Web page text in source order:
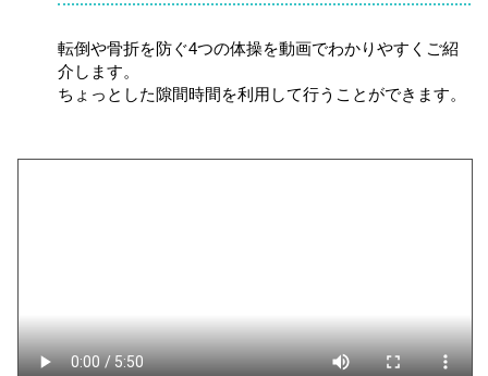
転倒や骨折を防ぐ4つの体操を動画でわかりやすくご紹
介します。
ちょっとした隙間時間を利用して行うことができます。